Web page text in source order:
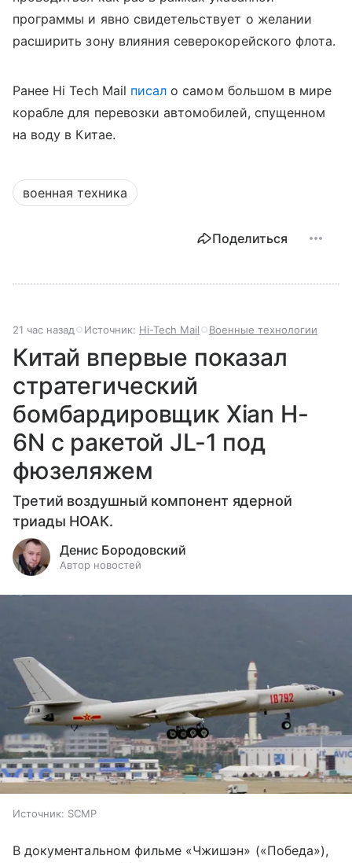
программы и явно свидетельствует о желании
расширить зону влияния северокорейского флота.
Ранее Hi Tech Mail писал о самом большом в мире
корабле для перевозки автомобилей, спущенном
на воду в Китае.
военная техника
Поделиться
21 час назад Источник: Hi-Tech Mail Военные технологии
Китай впервые показал
стратегический
бомбардировщик Xian H-
6N с ракетой JL-1 под
фюзеляжем
Третий воздушный компонент ядерной
триады НОАК.
Денис Бородовский
Автор новостей
Источник: SCMP
В документальном фильме «Чжишэн» («Победа»),